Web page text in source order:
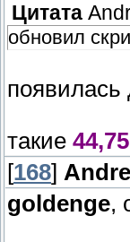
Цитата
обновил
появилась
такие 44,75
[168]
goldenge,